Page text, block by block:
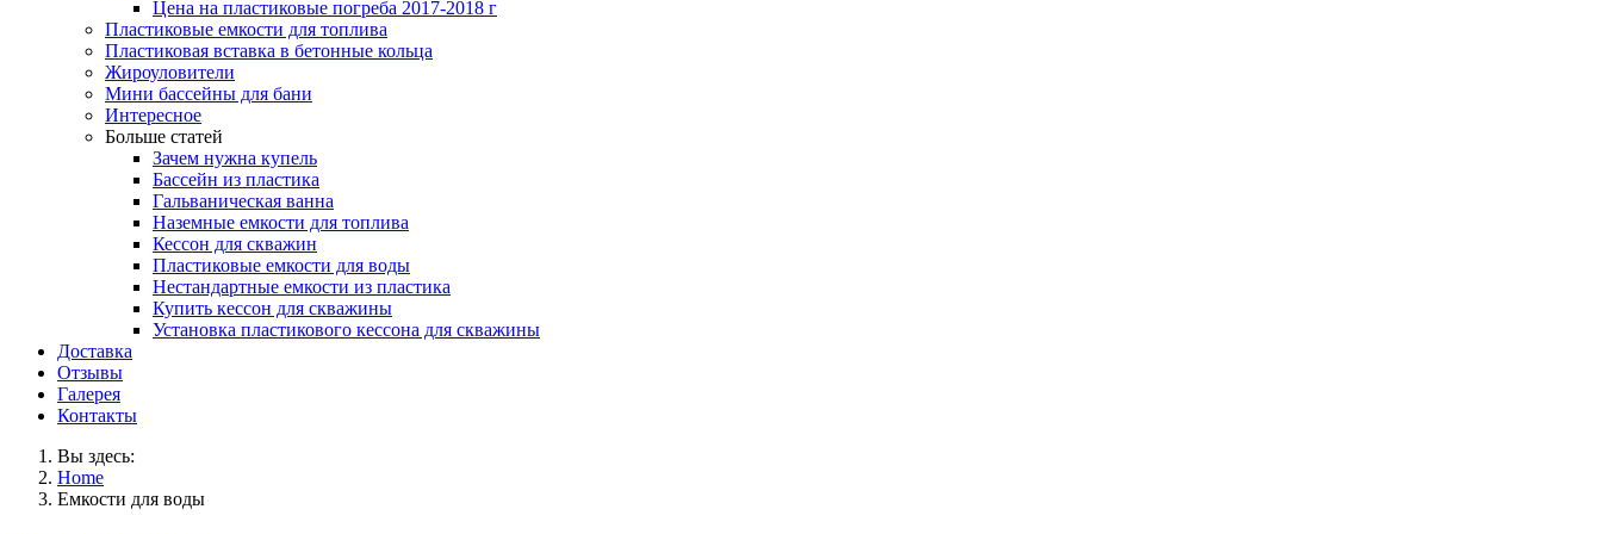
Цена на пластиковые погреба 2017-2018 г
Пластиковые емкости для топлива
Пластиковая вставка в бетонные кольца
Жироуловители
Мини бассейны для бани
Интересное
Больше статей
Зачем нужна купель
Бассейн из пластика
Гальваническая ванна
Наземные емкости для топлива
Кессон для скважин
Пластиковые емкости для воды
Нестандартные емкости из пластика
Купить кессон для скважины
Установка пластикового кессона для скважины
Доставка
Отзывы
Галерея
Контакты
Вы здесь:
Home
Емкости для воды